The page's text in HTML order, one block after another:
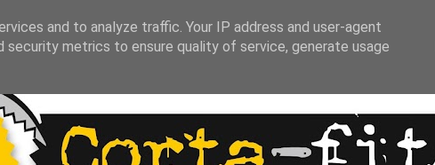
and to analyze traffic. Your IP address and user-agent
security metrics to ensure quality of service, generate usage